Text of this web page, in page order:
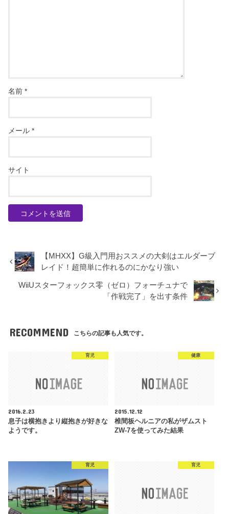
名前*
メール*
サイト
【MHXX】G級入門用おススメの大剣はエルダーブ
レイド！超簡単に作れるのにかなり強い
WiiUスターフォックス零（ゼロ）フォーチュナで
「作戦完了」を出す条件
RECOMMEND こちらの記事も人気です。
育児
2016.2.23
息子は横抱きより縦抱きが好きな
ようです。
健康
2015.12.12
椎間板ヘルニアの私がザムスト
ZW-7を使ってみた結果
育児 育児